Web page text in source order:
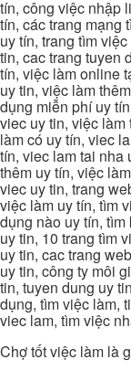
tín, công việc nhập
tín, các trang mạng
uy tín, trang tìm
tin, cac trang tuyen
tín, việc làm online
uy tin, việc làm
dụng miễn phí uy
viec uy tin, việc
làm có uy tín, viec
tín, viec lam tai nha
thêm uy tín, việc
viec uy tin, trang
việc làm uy tín, tìm
dụng nào uy tín,
uy tin, 10 trang tìm
uy tin, cac trang
uy tin, công ty môi
tin, tuyen dung uy
dụng, tìm việc làm,
viec lam, tìm việc
Chợ tốt việc làm là